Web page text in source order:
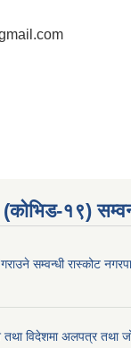
१९)
सम्वन्धी रास्कोट
विदेशमा अलपत्र तथा